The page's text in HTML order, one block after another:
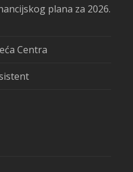
plana za 2026.
Centra